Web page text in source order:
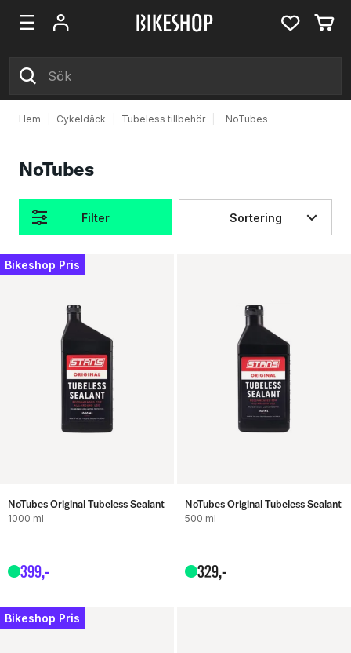
Hem Cykeldäck Tubeless tillbehör NoTubes
NoTubes
Filter Sortering
Produkter
Bikeshop Pris
NoTubes Original Tubeless Sealant
1000 ml
399,-
NoTubes Original Tubeless Sealant
500 ml
329,-
Bikeshop Pris